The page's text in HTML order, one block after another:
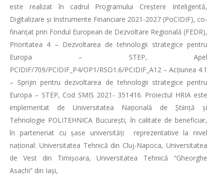
este realizat în cadrul Programului Creștere Inteligentă,
Digitalizare și Instrumente Financiare 2021-2027 (PoCIDIF), co-
finanțat prin Fondul European de Dezvoltare Regională (FEDR),
Prioritatea 4 – Dezvoltarea de tehnologii strategice pentru
Europa – STEP, Apel
PCIDIF/709/PCIDIF_P4/OP1/RSO1.6/PCIDIF_A12 – Acțiunea 4.1
– Sprijin pentru dezvoltarea de tehnologii strategice pentru
Europa – STEP, Cod SMIS 2021- 351416. Proiectul HRIA este
implementat de Universitatea Națională de Știință și
Tehnologie POLITEHNICA București, în calitate de beneficiar,
în parteneriat cu șase universități reprezentative la nivel
național: Universitatea Tehnică din Cluj-Napoca, Universitatea
de Vest din Timișoara, Universitatea Tehnică “Gheorghe
Asachi” din Iași,